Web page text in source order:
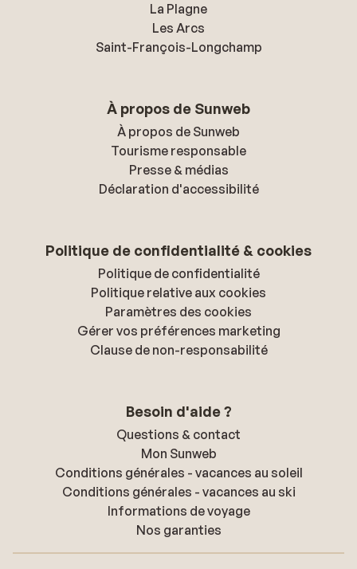
La Plagne
Les Arcs
Saint-François-Longchamp
À propos de Sunweb
À propos de Sunweb
Tourisme responsable
Presse & médias
Déclaration d'accessibilité
Politique de confidentialité & cookies
Politique de confidentialité
Politique relative aux cookies
Paramètres des cookies
Gérer vos préférences marketing
Clause de non-responsabilité
Besoin d'aide ?
Questions & contact
Mon Sunweb
Conditions générales - vacances au soleil
Conditions générales - vacances au ski
Informations de voyage
Nos garanties